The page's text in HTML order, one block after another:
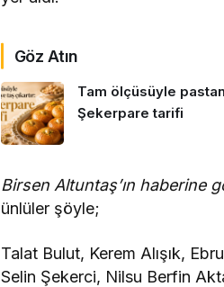
Göz Atın
Tam ölçüsüyle
Şekerpare tarifi
Birsen Altuntaş’ın haberine
ünlüler şöyle;
Talat Bulut, Kerem Alışık,
Selin Şekerci, Nilsu Berfin